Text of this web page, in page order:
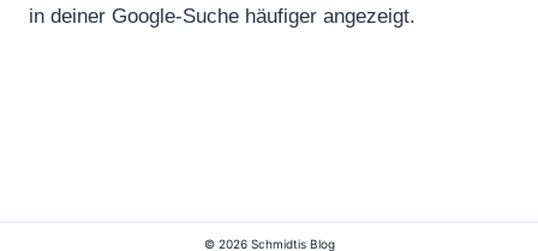
in deiner Google-Suche häufiger angezeigt.
© 2026 Schmidtis Blog